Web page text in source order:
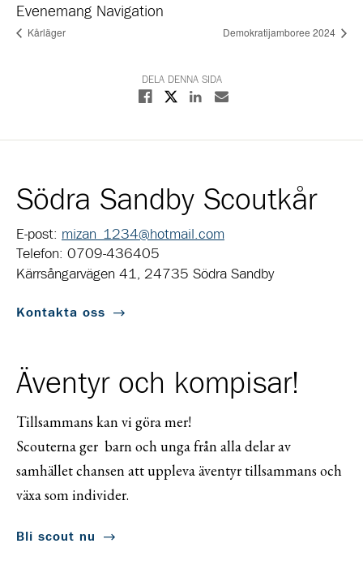
Evenemang Navigation
Kårläger Demokratijamboree 2024
DELA DENNA SIDA
Dela på Facebook
Dela på XDela på Linkedin
Dela med E-post
Södra Sandby Scoutkår
E-post: mizan_1234@hotmail.com
Telefon: 0709-436405
Kärrsångarvägen 41, 24735 Södra Sandby
Kontakta oss
Äventyr och kompisar!
Tillsammans kan vi göra mer!
Scouterna ger barn och unga från alla delar av
samhället chansen att uppleva äventyr tillsammans och
växa som individer.
Bli scout nu